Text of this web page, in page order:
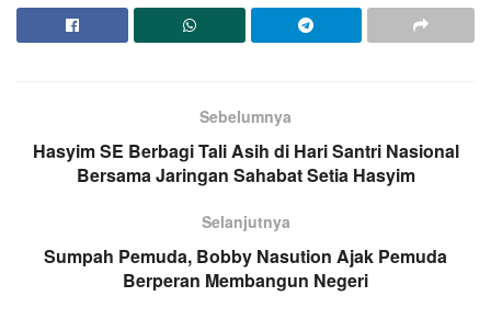
Sebelumnya
Hasyim SE Berbagi Tali Asih di Hari Santri Nasional
Bersama Jaringan Sahabat Setia Hasyim
Selanjutnya
Sumpah Pemuda, Bobby Nasution Ajak Pemuda
Berperan Membangun Negeri